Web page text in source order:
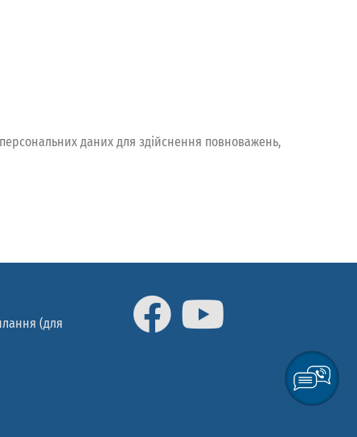
даних для здійснення повноважень,
(для